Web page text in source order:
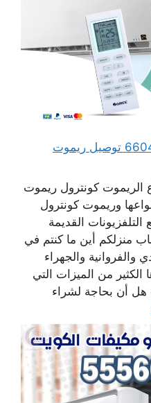
توصيل ريموت للمنزل 66041166 توصيل ريموت
الريموت كونترول ريموت
وريموت كونترول
القديمة
منزلكم أين ما كنتم في
والفروانية والجهراء
الكثير من الميزات التي
هل أن بحاجة لشراء